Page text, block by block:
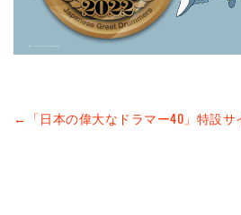
←「日本の偉大なドラマー40」特設サ